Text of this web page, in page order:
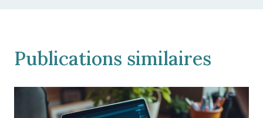
Publications similaires